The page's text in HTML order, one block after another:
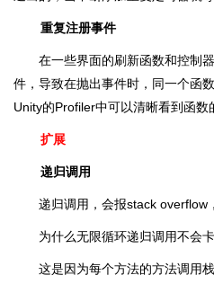
重复注册事件
在一些界面的刷新函数和控制
件，导致在抛出事件时，同一个函
Unity的Profiler中可以清晰看到函数
扩展
递归调用
递归调用，会报stack overflow
为什么无限循环递归调用不会
这是因为每个方法的方法调用